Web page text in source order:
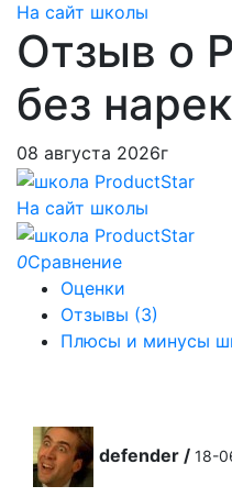
На сайт школы
Отзыв о
без
08 августа 2026г
На сайт школы
0Сравнение
Оценки
Отзывы (3)
Плюсы и минусы
defender / 18-